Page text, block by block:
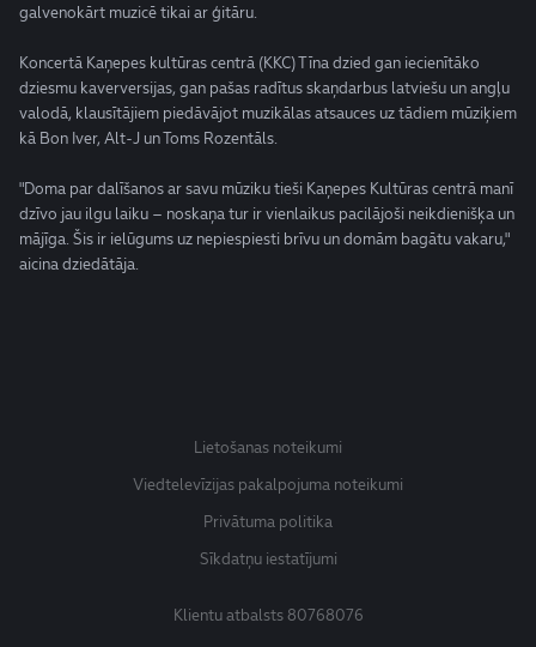
galvenokārt muzicē tikai ar ģitāru.
Koncertā Kaņepes kultūras centrā (KKC) Tīna dzied gan iecienītāko
dziesmu kaverversijas, gan pašas radītus skaņdarbus latviešu un angļu
valodā, klausītājiem piedāvājot muzikālas atsauces uz tādiem mūziķiem
kā Bon Iver, Alt-J un Toms Rozentāls.
"Doma par dalīšanos ar savu mūziku tieši Kaņepes Kultūras centrā manī
dzīvo jau ilgu laiku – noskaņa tur ir vienlaikus pacilājoši neikdienišķa un
mājīga. Šis ir ielūgums uz nepiespiesti brīvu un domām bagātu vakaru,"
aicina dziedātāja.
Lietošanas noteikumi
Viedtelevīzijas pakalpojuma noteikumi
Privātuma politika
Sīkdatņu iestatījumi
Klientu atbalsts80768076